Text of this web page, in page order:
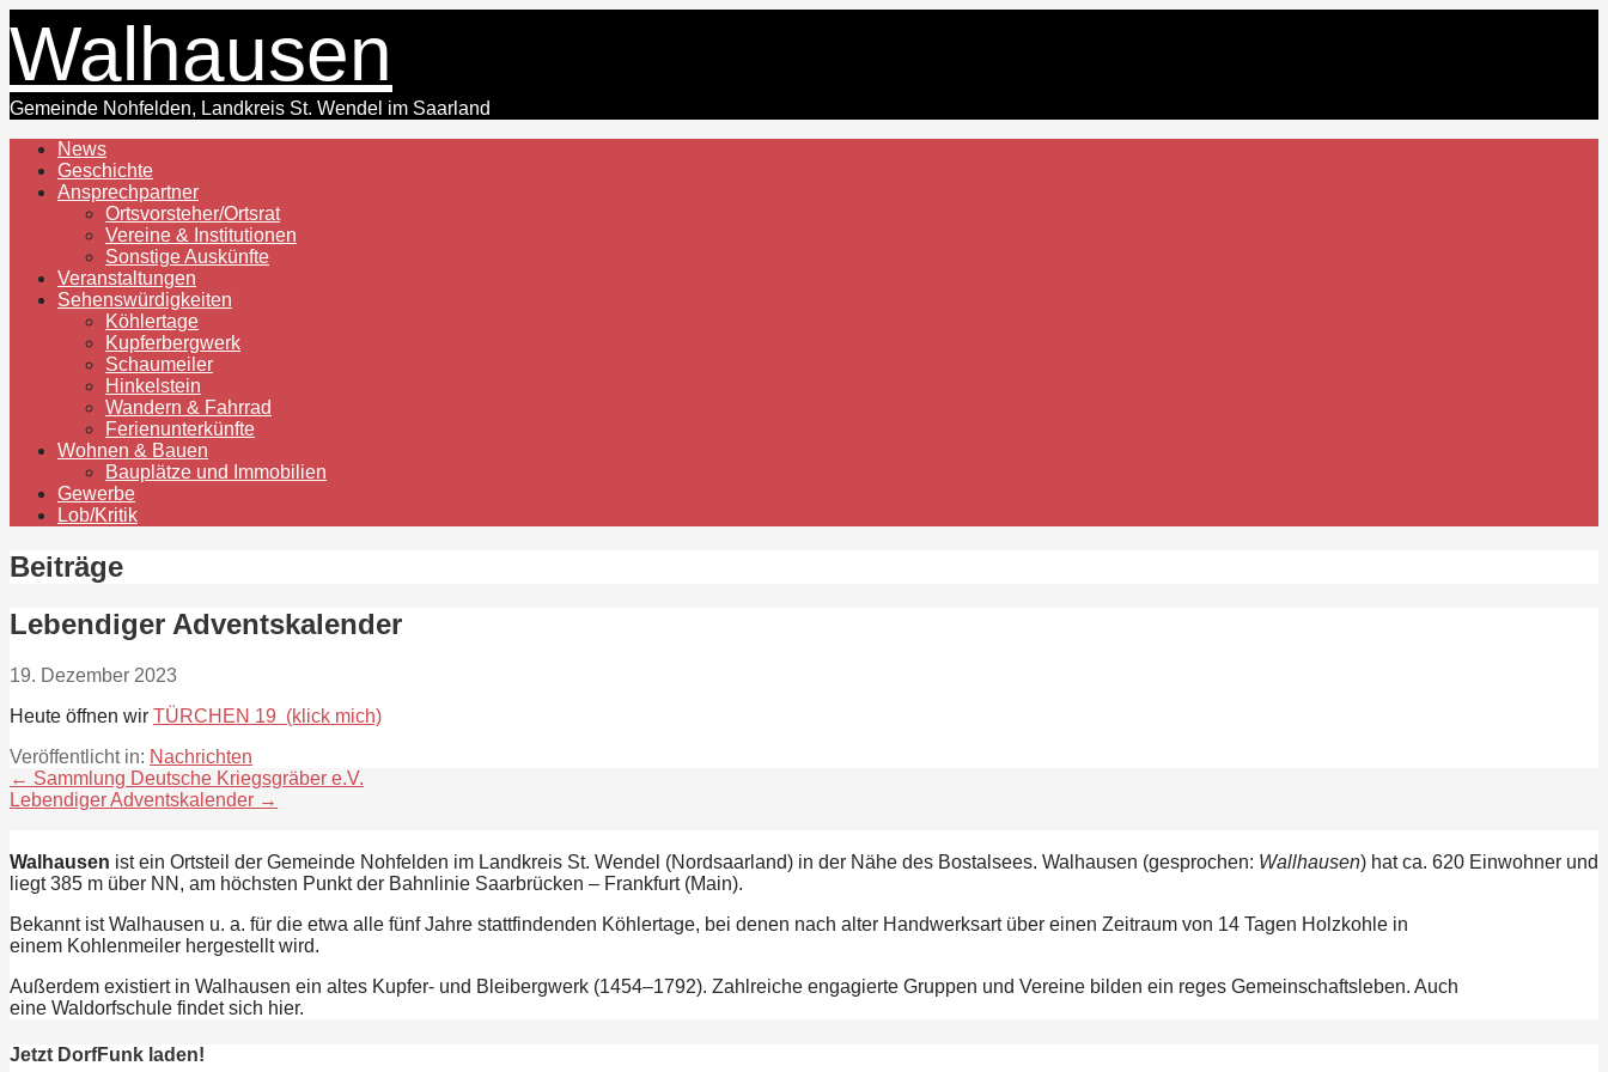
Inhalt
springen
Walhausen
Gemeinde Nohfelden, Landkreis St. Wendel im Saarland
News
Geschichte
Ansprechpartner
Ortsvorsteher/Ortsrat
Vereine & Institutionen
Sonstige Auskünfte
Veranstaltungen
Sehenswürdigkeiten
Köhlertage
Kupferbergwerk
Schaumeiler
Hinkelstein
Wandern & Fahrrad
Ferienunterkünfte
Wohnen & Bauen
Bauplätze und Immobilien
Gewerbe
Lob/Kritik
Beiträge
Lebendiger Adventskalender
19. Dezember 2023
Heute öffnen wir TÜRCHEN 19 (klick mich)
Veröffentlicht in: Nachrichten
Beitragsnavigation
← Sammlung Deutsche Kriegsgräber e.V.
Lebendiger Adventskalender →
Walhausen ist ein Ortsteil der Gemeinde Nohfelden im Landkreis St. Wendel (Nordsaarland) in der Nähe des Bostalsees. Walhausen (gesprochen: Wallhausen) hat ca. 620 Einwohner und
liegt 385 m über NN, am höchsten Punkt der Bahnlinie Saarbrücken – Frankfurt (Main).
Bekannt ist Walhausen u. a. für die etwa alle fünf Jahre stattfindenden Köhlertage, bei denen nach alter Handwerksart über einen Zeitraum von 14 Tagen Holzkohle in
einem Kohlenmeiler hergestellt wird.
Außerdem existiert in Walhausen ein altes Kupfer- und Bleibergwerk (1454–1792). Zahlreiche engagierte Gruppen und Vereine bilden ein reges Gemeinschaftsleben. Auch
eine Waldorfschule findet sich hier.
Jetzt DorfFunk laden!